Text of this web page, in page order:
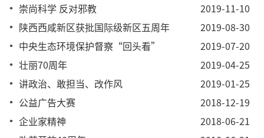
2019-11-10
崇尚科学 反对邪教
2019-08-30
陕西西咸新区获批国际级新区五周年
2019-07-20
中央生态环境保护督察“回头看”
2019-04-25
壮丽70周年
2019-01-25
讲政治、敢担当、改作风
2018-12-19
公益广告大赛
2018-06-21
企业家精神